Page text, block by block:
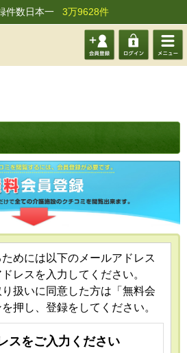
件数日本一 3万9628件
会員登 ログイ メニュ
めには以下のメールアドレス
レスを入力してください。
扱いに同意した方は「無料会
押し、登録をしてください。
スをご入力ください